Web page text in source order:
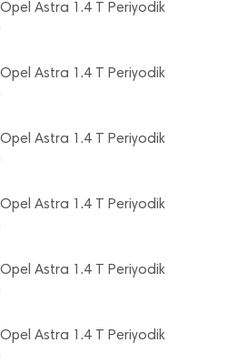
Astra 1.4 T Periyodik
Astra 1.4 T Periyodik
Astra 1.4 T Periyodik
Astra 1.4 T Periyodik
Astra 1.4 T Periyodik
Astra 1.4 T Periyodik